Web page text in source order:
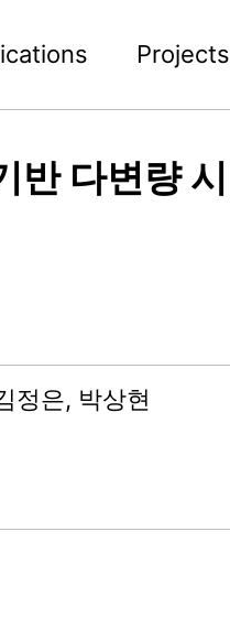
Projects
반 다변량 시
정은, 박상현